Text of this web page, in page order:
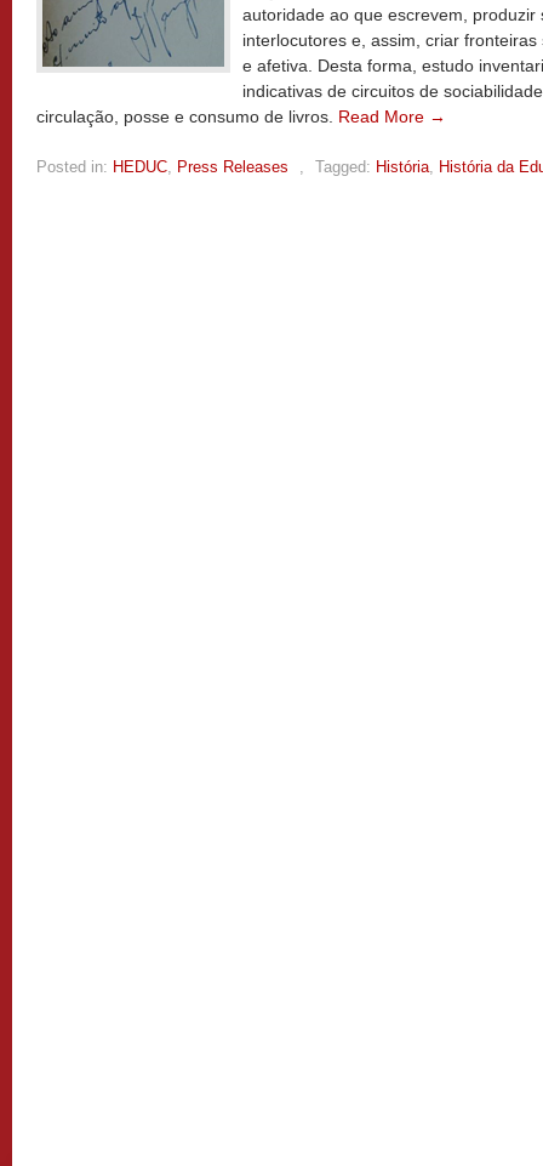
autoridade ao que escrevem, produzir
interlocutores e, assim, criar
e afetiva. Desta forma, estudo
indicativas de circuitos de
circulação, posse e consumo de livros. Read More →
Posted in: HEDUC, Press Releases , Tagged: História, História da